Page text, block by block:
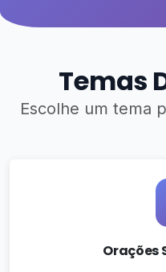
Temas
Escolhe um tema
Orações